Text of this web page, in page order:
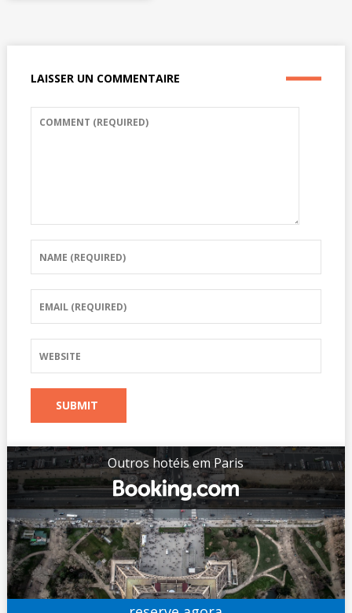
LAISSER UN COMMENTAIRE
Outros hotéis em Paris